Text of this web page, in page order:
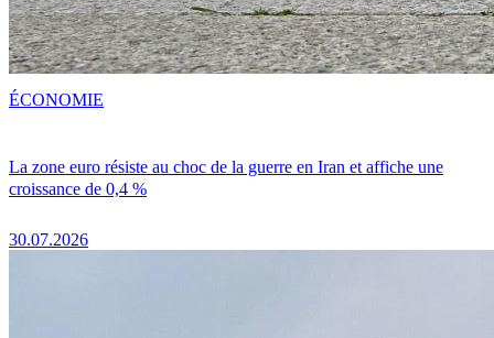
La zone euro résiste au choc de la guerre en Iran et affiche une
croissance de 0,4 %
30.07.2026
ÉCONOMIE